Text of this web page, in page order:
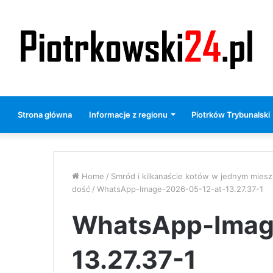
Strona główna Informacje z regionu Piotrków Trybunalski
Home / Smród i kilkanaście kotów w jednym
dość / WhatsApp-Image-2026-05-12-at-13.27.37-1
WhatsApp-
13.27.37-1